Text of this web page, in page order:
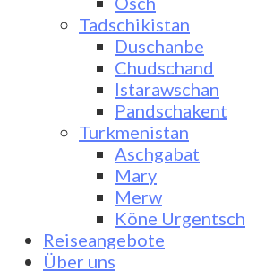
Tadschikistan
Duschanbe
Chudschand
Istarawschan
Pandschakent
Turkmenistan
Aschgabat
Mary
Merw
Köne Urgentsch
Reiseangebote
Über uns